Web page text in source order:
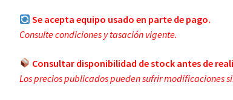
Se acepta equipo usado en parte de pago.
Consulte condiciones y tasación vigente.
Consultar disponibilidad de stock antes de
Los precios publicados pueden sufrir modificaciones